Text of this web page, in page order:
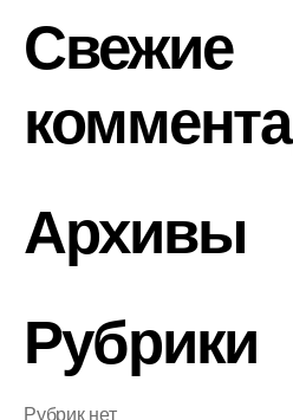
Свежие
Архивы
Рубрики
Рубрик нет